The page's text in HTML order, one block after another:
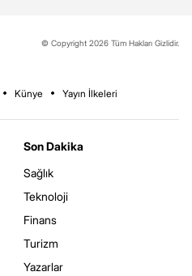
© Copyright 2026 Tüm Hakları Gizlidir.
Künye Yayın İlkeleri
Son Dakika
Sağlık
Teknoloji
Finans
Turizm
Yazarlar